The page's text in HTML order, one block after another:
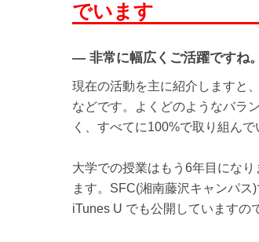
でいます
— 非常に幅広くご活躍ですね
現在の活動を主に紹介しますと
などです。よくどのようなバラ
く、すべてに100%で取り組んで
大学での授業はもう6年目にな
ます。SFC(湘南藤沢キャンパ
iTunes U でも公開していますの